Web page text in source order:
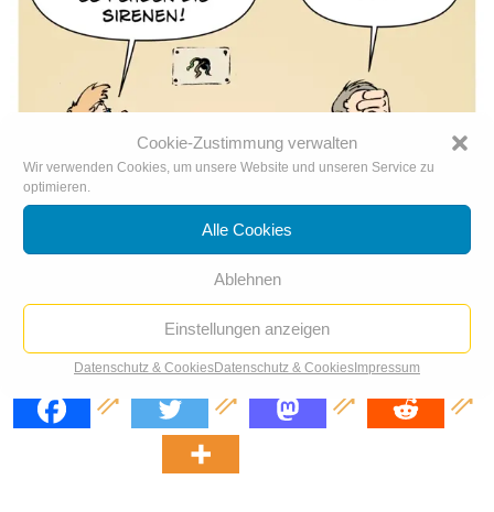
Cookie-Zustimmung verwalten
Wir verwenden Cookies, um unsere Website und unseren Service zu
optimieren.
Alle Cookies
Ablehnen
Einstellungen anzeigen
Datenschutz & CookiesDatenschutz & Cookies Impressum
Katastrophen-Warntag